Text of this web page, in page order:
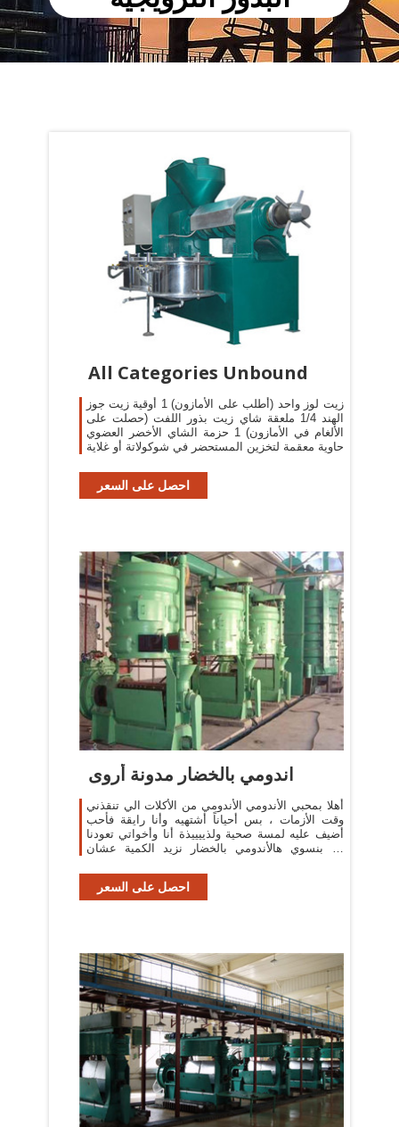
All Categories Unbound
زيت لوز واحد (أطلب على الأمازون) 1 أوقية زيت جوز
الهند 1/4 ملعقة شاي زيت بذور اللفت (حصلت على
الألغام في الأمازون) 1 حزمة الشاي الأخضر العضوي
حاوية معقمة لتخزين المستحضر في شوكولاتة أو غلاية
احصل على السعر
اندومي بالخضار مدونة أروى
أهلا بمحبي الأندومي الأندومي من الأكلات الي تنقذني
وقت الأزمات ، بس أحياناً أشتهيه وأنا رايقة فأحب
أضيف عليه لمسة صحية ولذييييذة أنا وأخواتي تعودنا
اذا بنسوي هالأندومي بالخضار نزيد الكمية عشان
احصل على السعر